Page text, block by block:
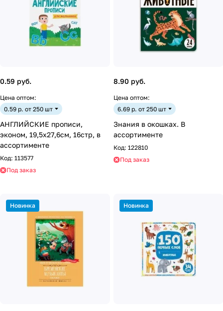
0.59 руб.
Цена оптом:
0.59 р. от 250 шт
АНГЛИЙСКИЕ прописи,
эконом, 19,5х27,6см, 16стр, в
ассортименте
Код: 113577
Под заказ
8.90 руб.
Цена оптом:
6.69 р. от 250 шт
Знания в окошках. В
ассортименте
Код: 122810
Под заказ
Новинка Новинка